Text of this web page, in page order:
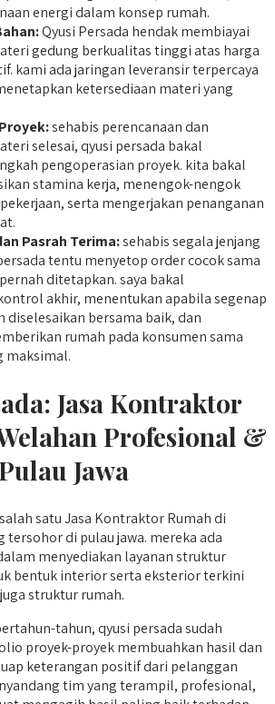
energi dalam konsep rumah.
Qyusi Persada hendak membiayai
gedung berkualitas tinggi atas harga
kami ada jaringan leveransir terpercaya
ketersediaan materi yang
sehabis perencanaan dan
selesai, qyusi persada bakal
pengoperasian proyek. kita bakal
stamina kerja, menengok-nengok
serta mengerjakan penanganan
Pasrah Terima:sehabis segala jenjang
tentu menyetop order cocok sama
ditetapkan. saya bakal
akhir, menentukan apabila segenap
diselesaikan bersama baik, dan
rumah pada konsumen sama
maksimal.
Jasa Kontraktor
Profesional &
Jawa
satu Jasa Kontraktor Rumah di
tersohor di pulau jawa. mereka ada
menyediakan layanan struktur
bentuk interior serta eksterior terkini
struktur rumah.
tahun, qyusi persada sudah
proyek-proyek membuahkan hasil dan
keterangan positif dari pelanggan
tim yang terampil, profesional,